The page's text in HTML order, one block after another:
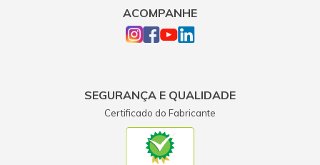
ACOMPANHE
SEGURANÇA E QUALIDADE
Certificado do Fabricante